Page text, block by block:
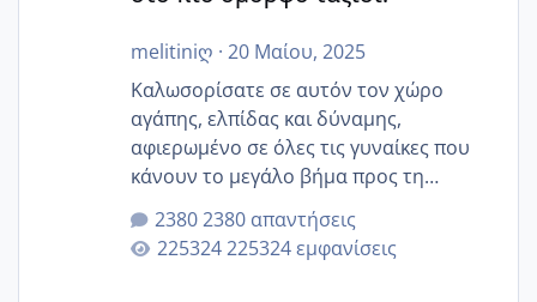
melitiniღ · 20 Μαίου, 2025
Καλωσορίσατε σε αυτόν τον χώρο
αγάπης, ελπίδας και δύναμης,
αφιερωμένο σε όλες τις γυναίκες που
κάνουν το μεγάλο βήμα προς τη
μητρότητα μέσω εξωσωματικής το 2025.
Εδώ θα μοιραστούμε αγωνίες, χαρές,
εμπειρίες και κάθε μικρή ή μεγάλη
2380 απαντήσεις
225324 εμφανίσεις